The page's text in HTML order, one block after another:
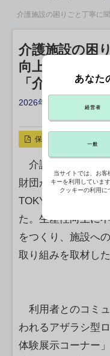
介護施設の困りごと丁寧に
介護施設の困
向上につなぐ
「介サポ
2026年06月29日 16:00
保存
介護施設の生産
財団が運営する「
TOKYO」（介サポ
た。生産性向上に
をつくり、施設へ
取り組みを取材した
利用者とのコミ
われるアザラシ型
体験展示コーナー
あなた
経営者
一般
当サイトでは、お客
キーを利用していま
クッキーの利用に